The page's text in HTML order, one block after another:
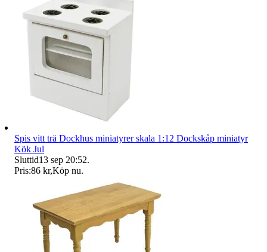
Spis vitt trä Dockhus miniatyrer skala 1:12 Dockskåp miniatyr
Kök Jul
Sluttid13 sep 20:52.
Pris:86 kr,Köp nu.